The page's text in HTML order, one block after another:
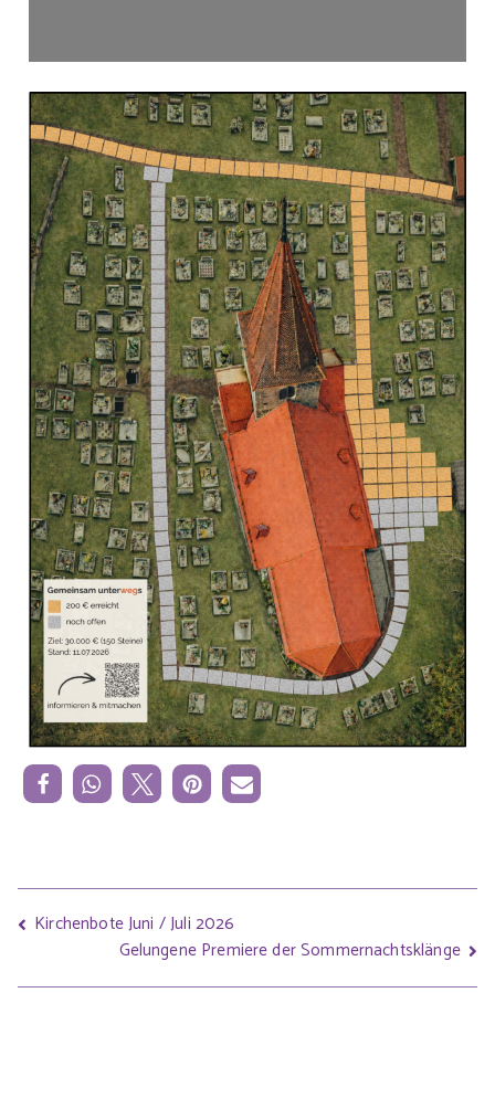
Kirchenbote Juni / Juli 2026
Gelungene Premiere der Sommernachtsklänge